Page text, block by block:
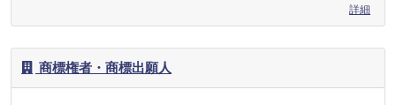
詳細
商標権者・商標出願人